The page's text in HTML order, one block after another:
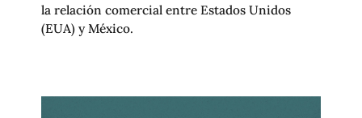
la relación comercial entre Estados Unidos
(EUA) y México.